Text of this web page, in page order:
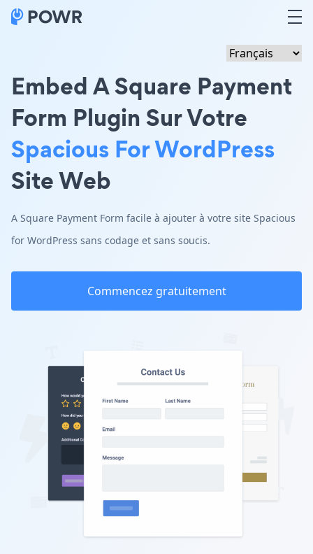
Embed A Square Payment
Form Plugin Sur Votre
Spacious For WordPress
Site Web
A Square Payment Form facile à ajouter à votre site Spacious
for WordPress sans codage et sans soucis.
Commencez gratuitement